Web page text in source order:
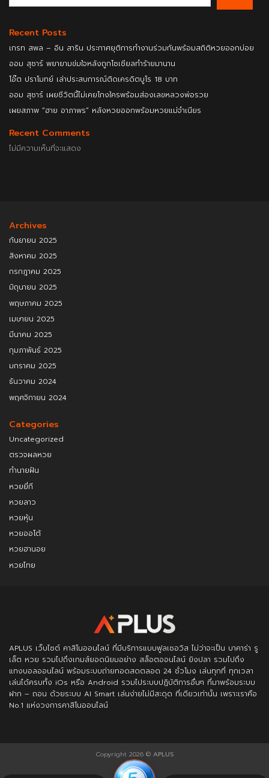
Recent Posts
เกรท สพล – อิน สาริน ประกาศยุติการทำงานร่วมกันพร้อมสถิติหวยออกบ่อย
ออม สุชาร์ พยายามข่มใจหลังถูกโซเชียลทำร้ายมานาน
โอ๊ต ปราโมทย์ เล่าประสบการณ์ติดเครดิตบูโร 18 บาท
ออม สุชาร์ เผยชีวิตนี้ไม่เคยโกงใครพร้อมส่องเลขหลวงพ่อรวย
เผยสภาพ “ฮาย อาภาพร” หลังหวยออกพร้อมหวยแม่จำเนียร
Recent Comments
ไม่มีความเห็นที่จะแสดง
Archives
กันยายน 2025
สิงหาคม 2025
กรกฎาคม 2025
มิถุนายน 2025
พฤษภาคม 2025
เมษายน 2025
มีนาคม 2025
กุมภาพันธ์ 2025
มกราคม 2025
ธันวาคม 2024
พฤศจิกายน 2024
Categories
Uncategorized
ตรวจผลหวย
ทำนายฝัน
หวยยี่กี
หวยลาว
หวยหุ้น
หวยออโต้
หวยฮานอย
หวยไทย
APLUS เว็บไซต์ คาสิโนออนไลน์ ที่มีบริการแบบฟูลเซอวิส ไม่ว่าจะเป็น บาคาร่า รู
เล็ต หวย รวมไปถึงเกมส์ยอดนิยมอย่าง สล็อตออนไลน์ ยิงปลา รวมไปถึง
แทงบอลออนไลน์ พร้อมระบบถ่ายทอดสดตลอด 24 ชั่วโมง เล่นทุกที่ ทุกเวลา
เล่นได้ครบทั้ง iOs หรือ Android รวมไประบบปฏิบัติการอื่นๆ ที่มาพร้อมระบบ
ฝาก – ถอน ด้วยระบบ AI Smart เล่นง่ายไม่มีสะดุด ที่เดียวเท่านั้น เพราะเราคือ
No.1 แห่งวงการคาสิโนออนไลน์
Copyright 2026 © APLUS